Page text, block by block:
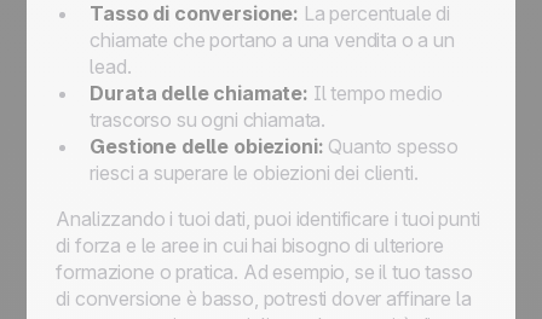
Tasso di conversione: La percentuale di
chiamate che portano a una vendita o a un
lead.
Durata delle chiamate: Il tempo medio
trascorso su ogni chiamata.
Gestione delle obiezioni: Quanto spesso
riesci a superare le obiezioni dei clienti.
Analizzando i tuoi dati, puoi identificare i tuoi punti
di forza e le aree in cui hai bisogno di ulteriore
formazione o pratica. Ad esempio, se il tuo tasso
di conversione è basso, potresti dover affinare la